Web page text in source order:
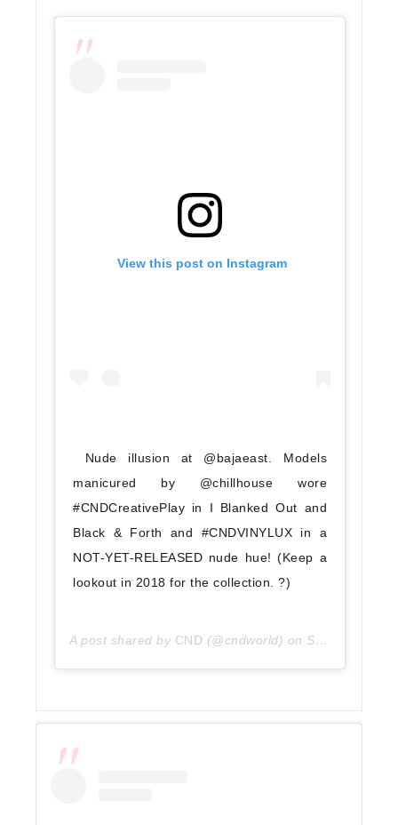
View this post on Instagram
Nude illusion at @bajaeast. Models
manicured by @chillhouse wore
#CNDCreativePlay in I Blanked Out and
Black & Forth and #CNDVINYLUX in a
NOT-YET-RELEASED nude hue! (Keep a
lookout in 2018 for the collection. ?)
A post shared by CND (@cndworld) on Sep 12, 2017 at 6:33pm PDT